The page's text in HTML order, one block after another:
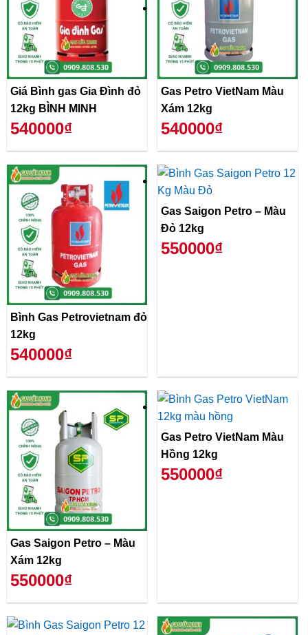
Giá Bình gas Gia Đình đỏ
12kg BÌNH MINH
540000₫
Gas Petro VietNam Màu
Xám 12kg
540000₫
Bình Gas Petrovietnam đỏ
12kg
540000₫
Gas Saigon Petro – Màu
Đỏ 12kg
550000₫
Gas Saigon Petro – Màu
Xám 12kg
550000₫
Gas Petro VietNam Màu
Hồng 12kg
550000₫